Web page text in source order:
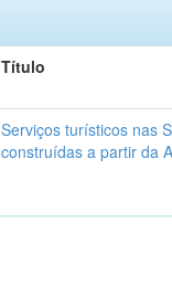
Título
Serviços turísticos nas
construídas a partir da